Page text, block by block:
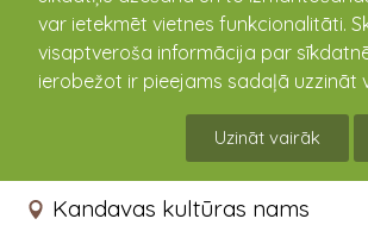
var ietekmēt vietnes funkcionalitāti.
visaptveroša informācija par
ierobežot ir pieejams sadaļā uzzināt
Uzināt vairāk
Latviešu kino "Klases
salidojums 2"
05.03.2020 19:00 - 20:30
Kandavas kultūras nams